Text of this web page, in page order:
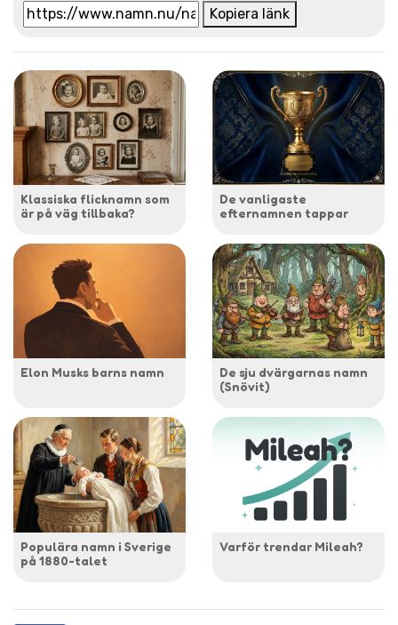
Kopiera länk
Klassiska flicknamn som
är på väg tillbaka?
De vanligaste
efternamnen tappar
Elon Musks barns namn
De sju dvärgarnas namn
(Snövit)
Populära namn i Sverige
på 1880-talet
Varför trendar Mileah?